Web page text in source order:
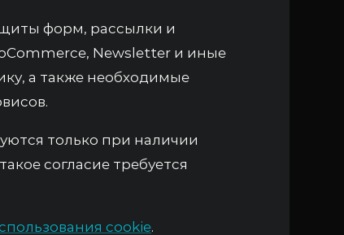
форм, рассылки и
Newsletter и иные
а также необходимые
только при наличии
согласие требуется
cookie.